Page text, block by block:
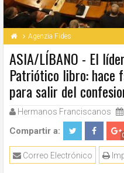
Agenzia Fides
ASIA/LÍBANO - El
Patriótico libro: hace
para salir del
Hermanos Franciscanos
Compartir a:
Correo Electrónico